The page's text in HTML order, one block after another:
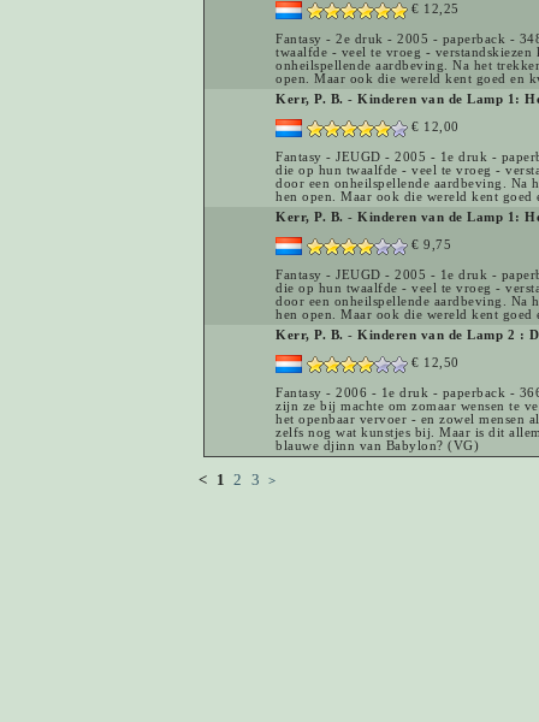
€ 12,25
Fantasy - 2e druk - 2005 - paperback -
twaalfde - veel te vroeg -
onheilspellende aardbeving. Na het
open. Maar ook die wereld kent goed en
Kerr, P. B. - Kinderen van de Lamp 1:
€ 12,00
Fantasy - JEUGD - 2005 - 1e druk -
die op hun twaalfde - veel te vroeg -
door een onheilspellende aardbeving. Na
hen open. Maar ook die wereld kent
Kerr, P. B. - Kinderen van de Lamp 1:
€ 9,75
Fantasy - JEUGD - 2005 - 1e druk -
die op hun twaalfde - veel te vroeg -
door een onheilspellende aardbeving. Na
hen open. Maar ook die wereld kent
Kerr, P. B. - Kinderen van de Lamp 2 :
€ 12,50
Fantasy - 2006 - 1e druk - paperback -
zijn ze bij machte om zomaar wensen te
het openbaar vervoer - en zowel mensen
zelfs nog wat kunstjes bij. Maar is dit
blauwe djinn van Babylon? (VG)
< 1 2 3 >